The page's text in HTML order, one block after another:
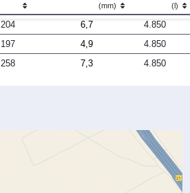
(mm) (l)
204 6,7 4.850
197 4,9 4.850
258 7,3 4.850